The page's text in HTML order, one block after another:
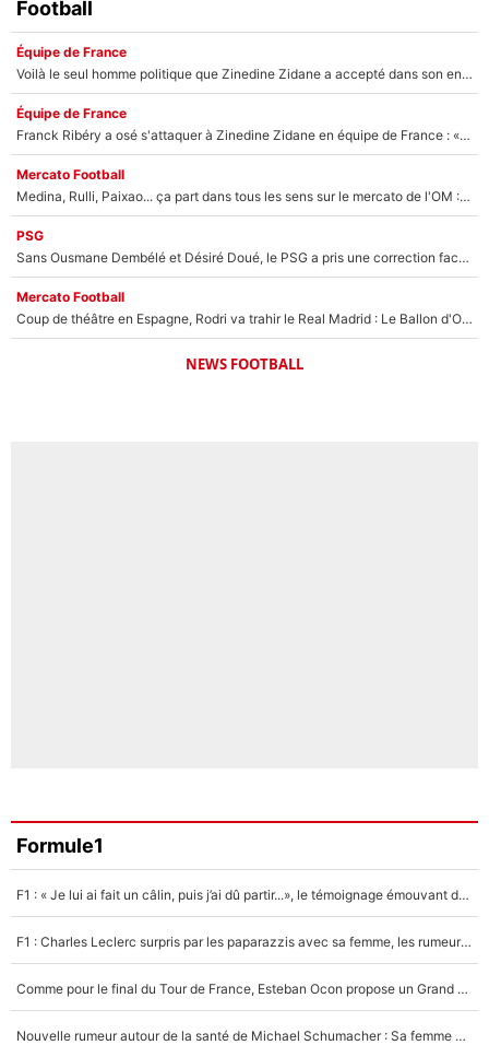
Football
Équipe de France
Voilà le seul homme politique que Zinedine Zidane a accepté dans son entourage : «Je garde un très bon souvenir de lui»
Équipe de France
Franck Ribéry a osé s'attaquer à Zinedine Zidane en équipe de France : «Je n'aurais jamais fait ça»
Mercato Football
Medina, Rulli, Paixao... ça part dans tous les sens sur le mercato de l'OM : Frank McCourt va enfin récupérer l'argent qu'il attend ?
PSG
Sans Ousmane Dembélé et Désiré Doué, le PSG a pris une correction face à Majorque : Luis Enrique attend avec impatience des renforts !
Mercato Football
Coup de théâtre en Espagne, Rodri va trahir le Real Madrid : Le Ballon d'Or a choisi de signer au FC Barcelone !
NEWS FOOTBALL
Formule1
F1 : « Je lui ai fait un câlin, puis j’ai dû partir...», le témoignage émouvant de Max Verstappen sur sa fille
F1 : Charles Leclerc surpris par les paparazzis avec sa femme, les rumeurs étaient vraies !
Comme pour le final du Tour de France, Esteban Ocon propose un Grand Prix de Formule 1 à Paris : «Autour de l’Arc de Triomphe, ce serait génial» !
Nouvelle rumeur autour de la santé de Michael Schumacher : Sa femme Corinna sort du silence